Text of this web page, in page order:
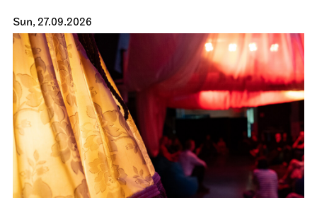
Sun, 27.09.2026